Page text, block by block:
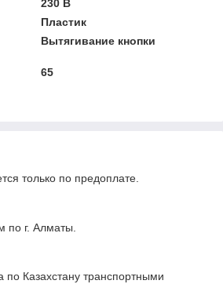
230 В
Пластик
Вытягивание кнопки
65
только по предоплате.
по г. Алматы.
по Казахстану транспортными